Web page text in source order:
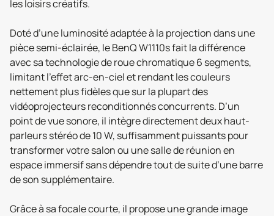
les loisirs créatifs.
Doté d’une luminosité adaptée à la projection dans une
pièce semi-éclairée, le BenQ W1110s fait la différence
avec sa technologie de roue chromatique 6 segments,
limitant l’effet arc-en-ciel et rendant les couleurs
nettement plus fidèles que sur la plupart des
vidéoprojecteurs reconditionnés concurrents. D’un
point de vue sonore, il intègre directement deux haut-
parleurs stéréo de 10 W, suffisamment puissants pour
transformer votre salon ou une salle de réunion en
espace immersif sans dépendre tout de suite d’une barre
de son supplémentaire.
Grâce à sa focale courte, il propose une grande image